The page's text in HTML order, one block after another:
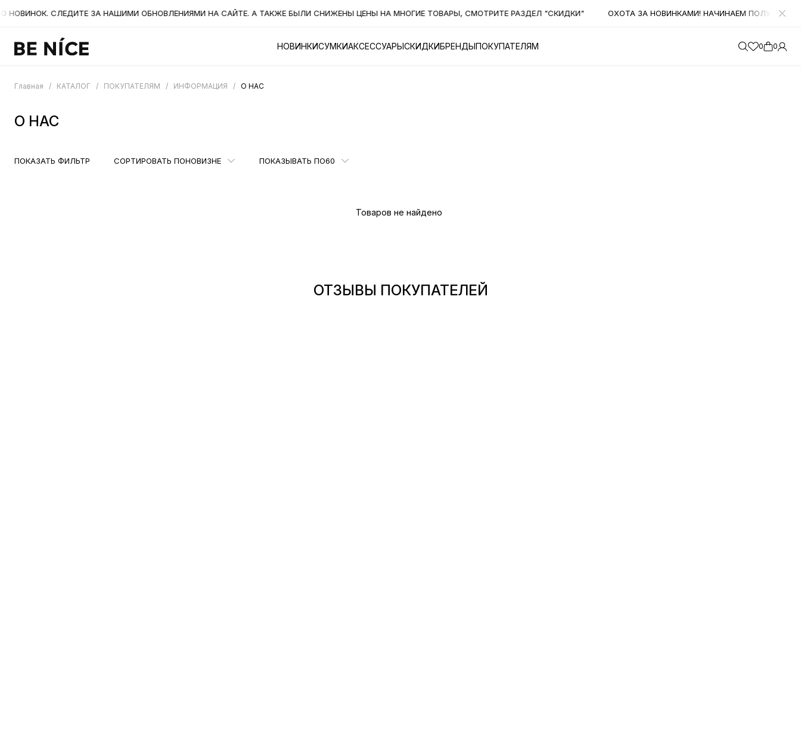
СЛЕДИТЕ ЗА НАШИМИ ОБНОВЛЕНИЯМИ НА САЙТЕ. А ТАКЖЕ БЫЛИ СНИЖЕНЫ ЦЕНЫ НА МНОГИЕ ТОВАРЫ, СМОТРИТЕ РАЗДЕЛ "СКИДКИ" ОХОТА ЗА НОВИНКАМИ! НАЧИНАЕМ ПОЛУЧАТЬ
НОВИНКИСУМКИАКСЕССУАРЫСКИДКИБРЕНДЫПОКУПАТЕЛЯМ 0 0
Главная / КАТАЛОГ / ПОКУПАТЕЛЯМ / ИНФОРМАЦИЯ / О НАС
О НАС
ПОКАЗАТЬ ФИЛЬТР СОРТИРОВАТЬ ПОНОВИЗНЕ ПОКАЗЫВАТЬ ПО60
Товаров не найдено
ОТЗЫВЫ ПОКУПАТЕЛЕЙ